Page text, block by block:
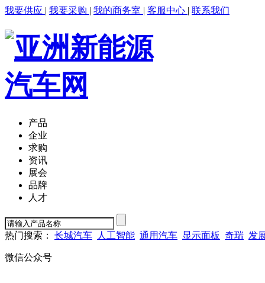
我要供应 | 我要采购 | 我的商务室 | 客服中心 | 联系我们
产品
企业
求购
资讯
展会
品牌
人才
热门搜索： 长城汽车 人工智能 通用汽车 显示面板 奇瑞 发
微信公众号